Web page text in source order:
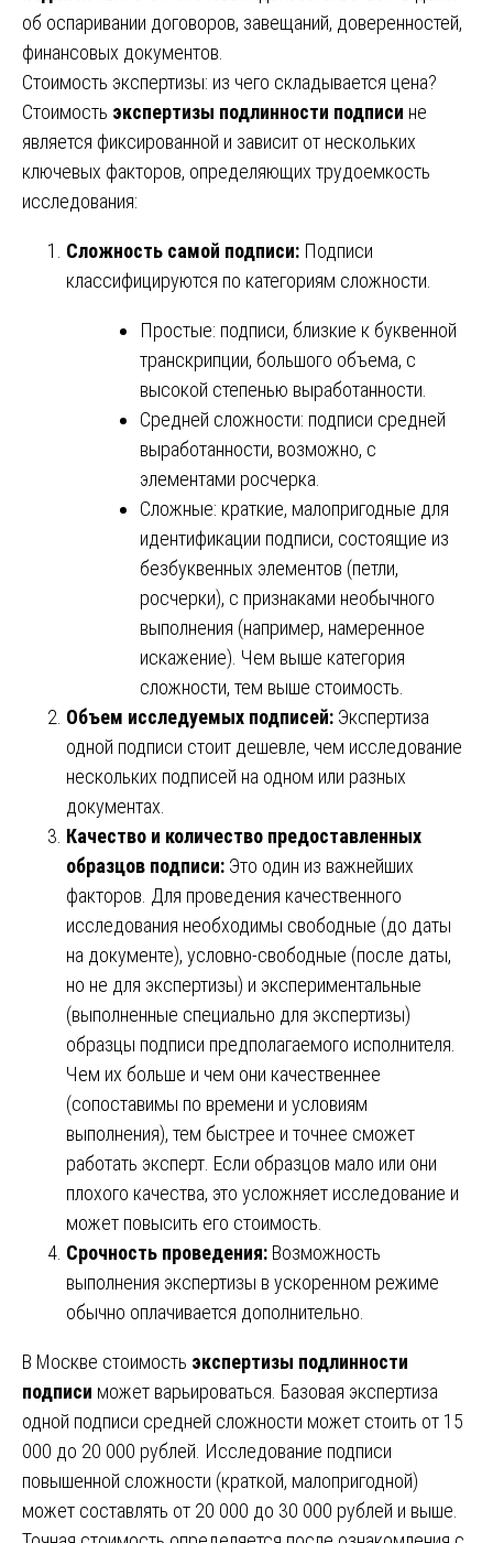
об оспаривании договоров, завещаний, доверенностей,
финансовых документов.
Стоимость экспертизы: из чего складывается цена?
Стоимость экспертизы подлинности подписи не
является фиксированной и зависит от нескольких
ключевых факторов, определяющих трудоемкость
исследования:
Сложность самой подписи: Подписи
классифицируются по категориям сложности.
Простые: подписи, близкие к буквенной
транскрипции, большого объема, с
высокой степенью выработанности.
Средней сложности: подписи средней
выработанности, возможно, с
элементами росчерка.
Сложные: краткие, малопригодные для
идентификации подписи, состоящие из
безбуквенных элементов (петли,
росчерки), с признаками необычного
выполнения (например, намеренное
искажение). Чем выше категория
сложности, тем выше стоимость.
Объем исследуемых подписей: Экспертиза
одной подписи стоит дешевле, чем исследование
нескольких подписей на одном или разных
документах.
Качество и количество предоставленных
образцов подписи: Это один из важнейших
факторов. Для проведения качественного
исследования необходимы свободные (до даты
на документе), условно-свободные (после даты,
но не для экспертизы) и экспериментальные
(выполненные специально для экспертизы)
образцы подписи предполагаемого исполнителя.
Чем их больше и чем они качественнее
(сопоставимы по времени и условиям
выполнения), тем быстрее и точнее сможет
работать эксперт. Если образцов мало или они
плохого качества, это усложняет исследование и
может повысить его стоимость.
Срочность проведения: Возможность
выполнения экспертизы в ускоренном режиме
обычно оплачивается дополнительно.
В Москве стоимость экспертизы подлинности
подписи может варьироваться. Базовая экспертиза
одной подписи средней сложности может стоить от 15
000 до 20 000 рублей. Исследование подписи
повышенной сложности (краткой, малопригодной)
может составлять от 20 000 до 30 000 рублей и выше.